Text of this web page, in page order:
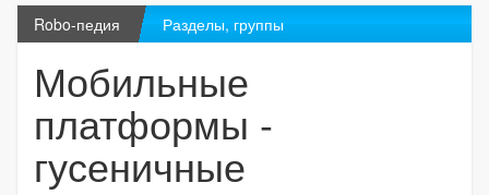
Robo-педия Разделы, группы
Мобильные
платформы -
гусеничные